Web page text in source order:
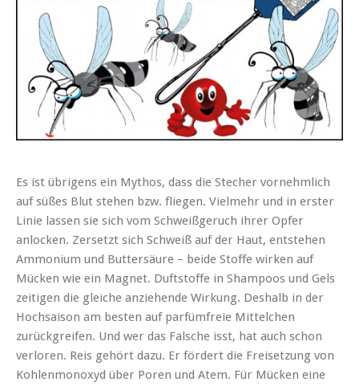
Es ist übrigens ein Mythos, dass die Stecher vornehmlich
auf süßes Blut stehen bzw. fliegen. Vielmehr und in erster
Linie lassen sie sich vom Schweißgeruch ihrer Opfer
anlocken. Zersetzt sich Schweiß auf der Haut, entstehen
Ammonium und Buttersäure – beide Stoffe wirken auf
Mücken wie ein Magnet. Duftstoffe in Shampoos und Gels
zeitigen die gleiche anziehende Wirkung. Deshalb in der
Hochsaison am besten auf parfümfreie Mittelchen
zurückgreifen. Und wer das Falsche isst, hat auch schon
verloren. Reis gehört dazu. Er fördert die Freisetzung von
Kohlenmonoxyd über Poren und Atem. Für Mücken eine